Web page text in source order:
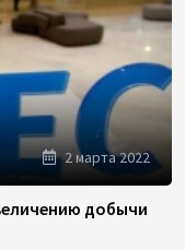
2 марта 2022
добычи